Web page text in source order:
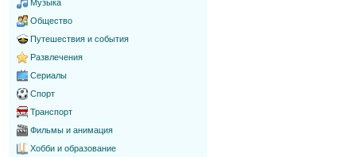
Музыка
Общество
Путешествия и события
Развлечения
Сериалы
Спорт
Транспорт
Фильмы и анимация
Хобби и образование